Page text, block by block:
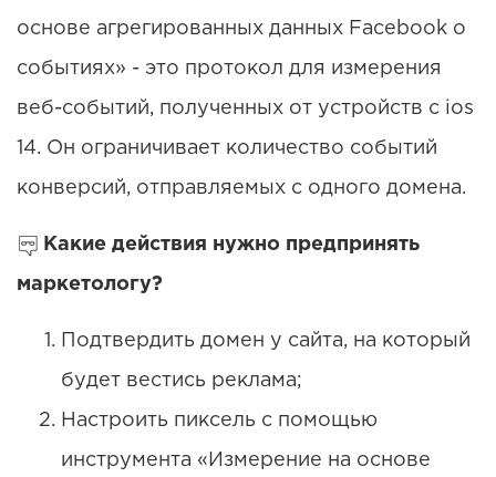
основе агрегированных данных Facebook о
событиях» - это протокол для измерения
веб-событий, полученных от устройств с ios
14. Он ограничивает количество событий
конверсий, отправляемых с одного домена.
Какие действия нужно предпринять
маркетологу?
Подтвердить домен у сайта, на который
будет вестись реклама;
Настроить пиксель с помощью
инструмента «Измерение на основе